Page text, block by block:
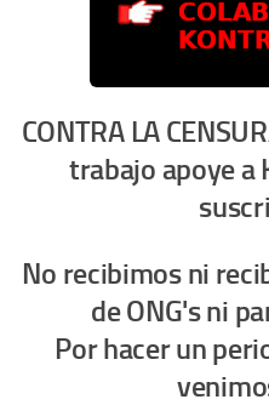
CONTRA LA
trabajo apoye a
No recibimos ni
de ONG's ni
Por hacer un